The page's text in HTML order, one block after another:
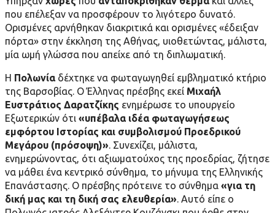
που επέλεξαν να προσφέρουν το λιγότερο δυνατό.
Ορισμένες αρνήθηκαν διακριτικά και ορισμένες «έδειξαν
πόρτα» στην έκκληση της Αθήνας, υιοθετώντας, μάλιστα,
μία ωμή γλώσσα που απείχε από τη διπλωματική.
Η Πολωνίαδέχτηκε να φωταγωγηθεί εμβληματικό κτήριο
της Βαρσοβίας. Ο Έλληνας πρέσβης εκεί Μιχαήλ
Ευστράτιος Δαρατζίκης ενημέρωσε το υπουργείο
Εξωτερικών ότι «υπέβαλα ιδέα φωταγωγήσεως
εμφόρτου Ιστορίας και συμβολισμού Προεδρικού
Μεγάρου (πρόσοψη)». Συνεχίζει, μάλιστα,
ενημερώνοντας, ότι αξιωματούχος της προεδρίας, ζήτησε
να μάθει ένα κεντρικό σύνθημα, το μήνυμα της Ελληνικής
Επανάστασης. Ο πρέσβης πρότεινε το σύνθημα «για τη
δική μας και τη δική σας ελευθερία». Αυτό είπε ο